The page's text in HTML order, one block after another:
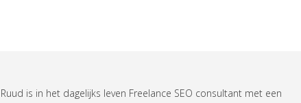
Ruud is in het dagelijks leven Freelance SEO consultant met een